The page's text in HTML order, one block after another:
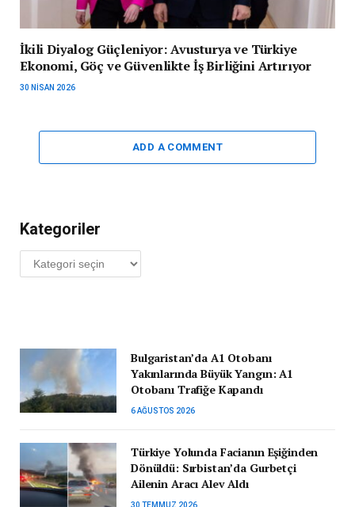
İkili Diyalog Güçleniyor: Avusturya ve Türkiye
Ekonomi, Göç ve Güvenlikte İş Birliğini Artırıyor
30 NISAN 2026
ADD A COMMENT
Kategoriler
Kategoriler
Bulgaristan’da A1 Otobanı
Yakınlarında Büyük Yangın: A1
Otobanı Trafiğe Kapandı
6 AĞUSTOS 2026
Türkiye Yolunda Facianın Eşiğinden
Dönüldü: Sırbistan’da Gurbetçi
Ailenin Aracı Alev Aldı
30 TEMMUZ 2026